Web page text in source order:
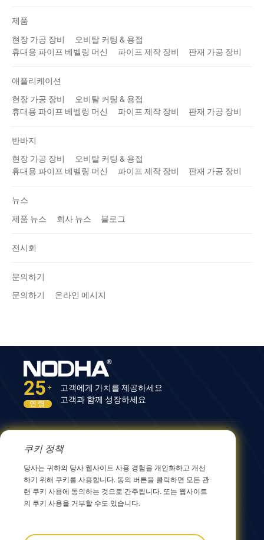
제품
현장 가공 장비
오비탈 커팅 & 용접
휴대용 파이프 베벨링 머신
파이프 제작 장비 판재 가공 장비
애플리케이션
현장 가공 장비
오비탈 커팅 & 용접
휴대용 파이프 베벨링 머신
파이프 제작 장비 판재 가공 장비
반바지
현장 가공 장비
오비탈 커팅 & 용접
휴대용 파이프 베벨링 머신
파이프 제작 장비 판재 가공 장비
뉴스
제품 뉴스
회사 뉴스 블로그
전시회
문의하기
문의하기
온라인 메시지
25 +
연령
고객에게 가치를 제공하세요
고객과 함께 성장하세요
문의하기
12nd Building, No.9 Xingyang Road, Wuxi 214082,
JiangSu, China
0086 510 8580 8562
0086 152 5144 1199
쿠키 정책
당사는 귀하의 당사 웹사이트 사용 경험을 개인화하고 개선
하기 위해 쿠키를 사용합니다. 동의 버튼을 클릭하면 모든 관
련 쿠키 사용에 동의하는 것으로 간주됩니다. 또는 웹사이트
의 쿠키 사용을 거부할 수도 있습니다.